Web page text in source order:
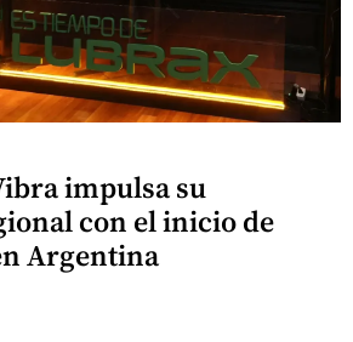
impulsa su
con el inicio de
Argentina